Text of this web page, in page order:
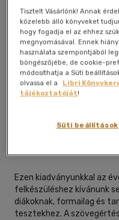
Kívánságlistához adom
Ezen kiadványunkkal az
felkészüléshez kívánunk
diákoknak, formailag és
tesztekhez. A
Tisztelt Vásárlónk! Annak
közelebb álló könyveket
hogy fogadja el az ehhez
megnyomásával. Ennek
használata szempontjából
böngészőjébe, de cookie-
módosíthatja a Süti
olvassa el a
Libri
tájékoztatóját!
Süti beállítások